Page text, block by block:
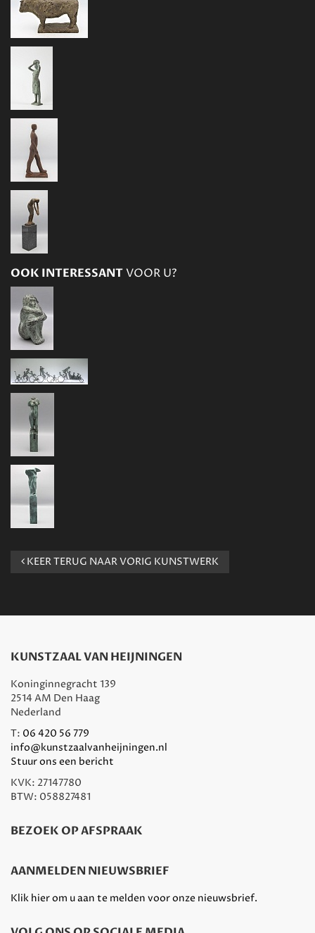
OOK INTERESSANTVOOR U?
KEER TERUG NAAR VORIG KUNSTWERK
KUNSTZAAL VAN HEIJNINGEN
Koninginnegracht 139
2514 AM Den Haag
Nederland
T: 06 420 56 779
info@kunstzaalvanheijningen.nl
Stuur ons een bericht
KVK: 27147780
BTW: 058827481
BEZOEK OP AFSPRAAK
AANMELDEN NIEUWSBRIEF
Klik hier om u aan te melden voor onze nieuwsbrief.